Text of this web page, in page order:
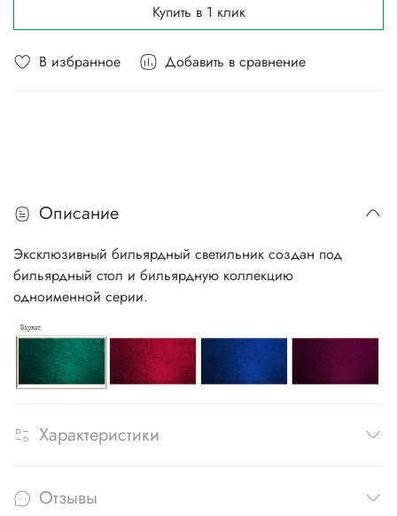
В избранное Добавить в сравнение
Купить в 1 клик
Описание
Эксклюзивный бильярдный светильник создан под
бильярдный стол и бильярдную коллекцию
одноименной серии.
Характеристики
Отзывы